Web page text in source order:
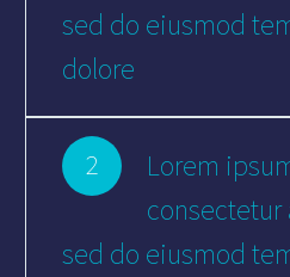
sed do eiusmod
dolore
2
Lorem
sed do eiusmod